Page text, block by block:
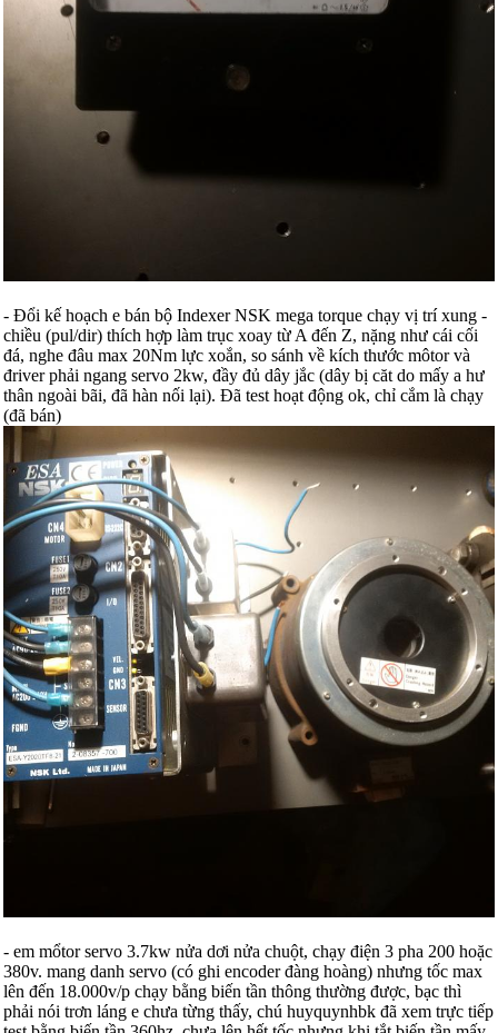
- Đổi kế hoạch e bán bộ Indexer NSK mega torque chạy vị trí xung -
chiều (pul/dir) thích hợp làm trục xoay từ A đến Z, nặng như cái cối
đá, nghe đâu max 20Nm lực xoắn, so sánh về kích thước môtor và
đriver phải ngang servo 2kw, đầy đủ dây jắc (dây bị căt do mấy a hư
thân ngoài bãi, đã hàn nối lại). Đã test hoạt động ok, chỉ cắm là chạy
(đã bán)
- em mổtor servo 3.7kw nửa dơi nửa chuột, chạy điện 3 pha 200 hoặc
380v. mang danh servo (có ghi encoder đàng hoàng) nhưng tốc max
lên đến 18.000v/p chạy bằng biến tần thông thường được, bạc thì
phải nói trơn láng e chưa từng thấy, chú huyquynhbk đã xem trực tiếp